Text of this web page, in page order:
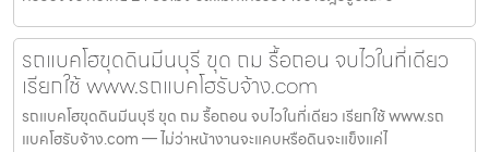
รถแบคโฮขุดดินมีนบุรี ขุด ถม รื้อถอน จบไวในที่เดียว
เรียกใช้ www.รถแบคโฮรับจ้าง.com
รถแบคโฮขุดดินมีนบุรี ขุด ถม รื้อถอน จบไวในที่เดียว เรียกใช้ www.รถ
แบคโฮรับจ้าง.com — ไม่ว่าหน้างานจะแคบหรือดินจะแข็งแค่ไ